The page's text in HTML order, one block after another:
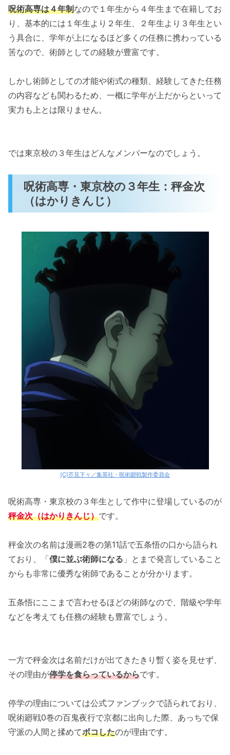
【呪術廻戦】呪術高専・京都校の３年生の一覧
まとめ！
【呪術廻戦】呪術高専・京都校の３年生：
東堂葵
加茂憲紀
【呪術廻戦】呪術高専・京都校の３年生：
西宮桃
の術師はいる？」まとめ
呪術高専は４年制なので１年生から４年生まで在籍してお
り、基本的には１年生より２年生、２年生より３年生とい
う具合に、学年が上になるほど多くの任務に携わっている
筈なので、術師としての経験が豊富です。
しかし術師としての才能や術式の種類、経験してきた任務
の内容なども関わるため、一概に学年が上だからといって
実力も上とは限りません。
では東京校の３年生はどんなメンバーなのでしょう。
呪術高専・東京校の３年生：秤金次
（はかりきんじ）
(C)芥見下々／集英社・呪術廻戦製作委員会
呪術高専・東京校の３年生として作中に登場しているのが
秤金次（はかりきんじ）です。
秤金次の名前は漫画2巻の第11話で五条悟の口から語られ
ており、「僕に並ぶ術師になる 」とまで発言していること
からも非常に優秀な術師であることが分かります。
五条悟にここまで言わせるほどの術師なので、階級や学年
などを考えても任務の経験も豊富でしょう。
一方で秤金次は名前だけが出てきたきり暫く姿を見せず、
その理由が停学を食らっているからです。
停学の理由については公式ファンブックで語られており、
呪術廻戦0巻の百鬼夜行で京都に出向した際、あっちで保
守派の人間と揉めてボコしたのが理由です。